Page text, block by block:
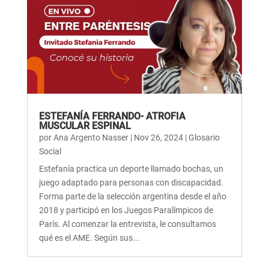
ESTEFANÍA FERRANDO- ATROFIA
MUSCULAR ESPINAL
porAna Argento Nasser| Nov 26, 2024|Glosario
Social
Estefanía practica un deporte llamado bochas, un
juego adaptado para personas con discapacidad.
Forma parte de la selección argentina desde el año
2018 y participó en los Juegos Paralímpicos de
París. Al comenzar la entrevista, le consultamos
qué es el AME. Según sus...